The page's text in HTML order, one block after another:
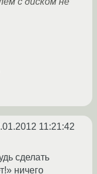
11:21:42
сделать
ничего